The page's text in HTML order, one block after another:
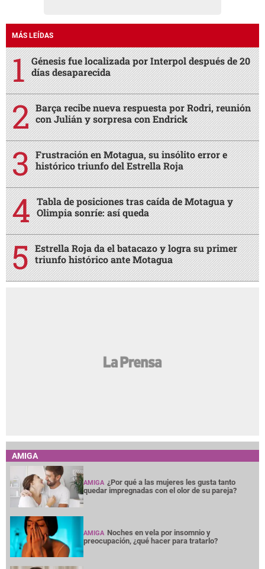
MÁS LEÍDAS
Génesis fue localizada por Interpol después de 20
días desaparecida
Barça recibe nueva respuesta por Rodri, reunión
con Julián y sorpresa con Endrick
Frustración en Motagua, su insólito error e
histórico triunfo del Estrella Roja
Tabla de posiciones tras caída de Motagua y
Olimpia sonríe: así queda
Estrella Roja da el batacazo y logra su primer
triunfo histórico ante Motagua
AMIGA
AMIGA ¿Por qué a las mujeres les gusta tanto
quedar impregnadas con el olor de su pareja?
AMIGA Noches en vela por insomnio y
preocupación, ¿qué hacer para tratarlo?